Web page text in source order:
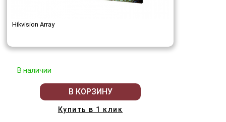
Hikvision Array
В наличии
В КОРЗИНУ
Купить в 1 клик